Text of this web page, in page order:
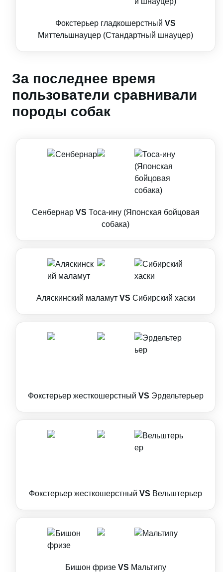
Фокстерьер гладкошерстный VS
Миттельшнауцер (Стандартный шнауцер)
За последнее время
пользователи сравнивали
породы собак
Сенбернар VS Тоса-ину (Японская бойцовая
собака)
Аляскинский маламут VS Сибирский хаски
Фокстерьер жесткошерстный VS Эрдельтерьер
Фокстерьер жесткошерстный VS Вельштерьер
Бишон фризе VS Мальтипу